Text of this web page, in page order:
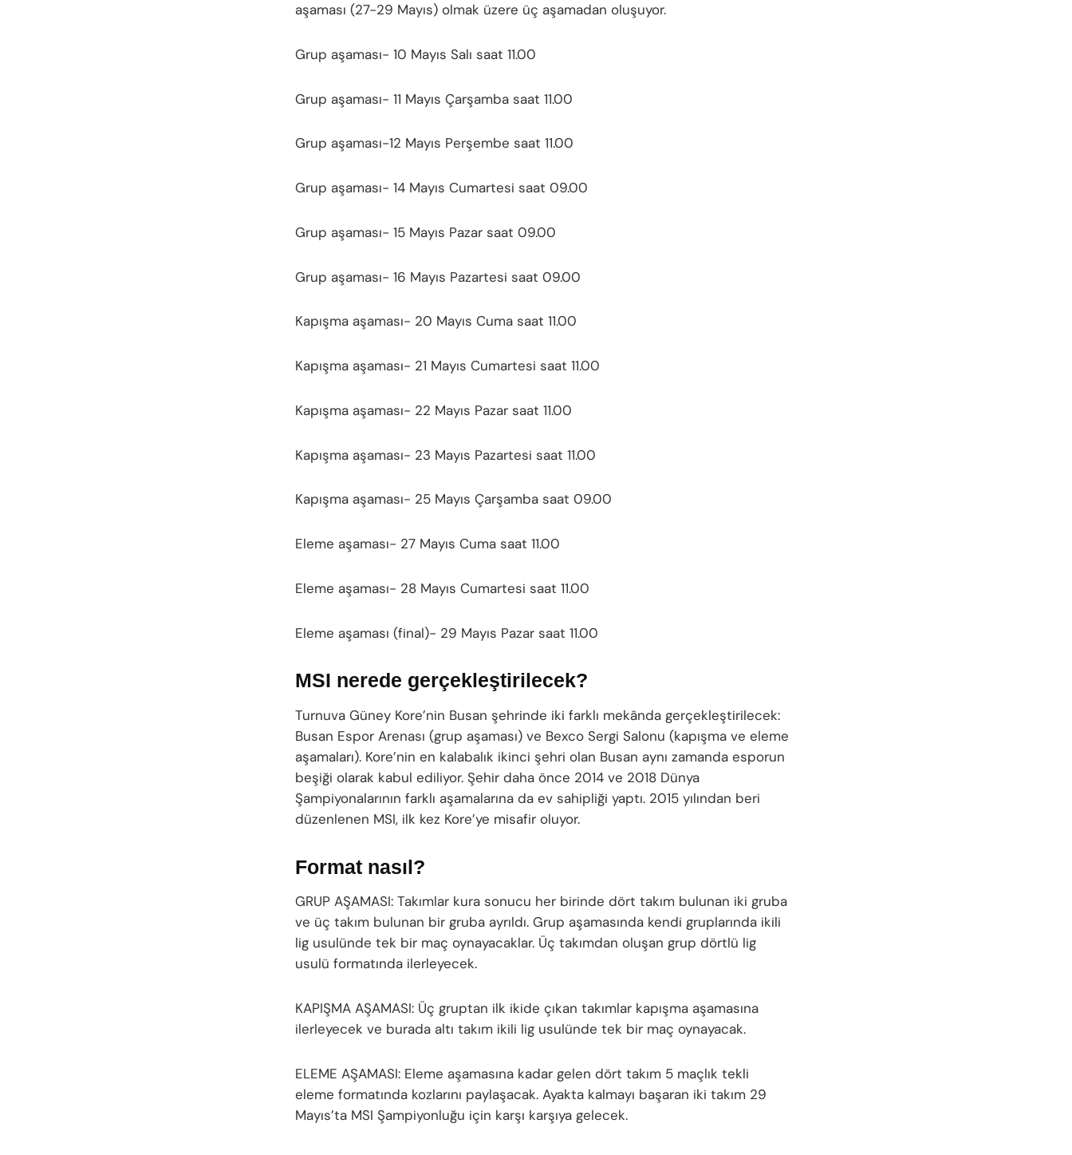
aşaması (27-29 Mayıs) olmak üzere üç aşamadan oluşuyor.
Grup aşaması- 10 Mayıs Salı saat 11.00
Grup aşaması- 11 Mayıs Çarşamba saat 11.00
Grup aşaması-12 Mayıs Perşembe saat 11.00
Grup aşaması- 14 Mayıs Cumartesi saat 09.00
Grup aşaması- 15 Mayıs Pazar saat 09.00
Grup aşaması- 16 Mayıs Pazartesi saat 09.00
Kapışma aşaması- 20 Mayıs Cuma saat 11.00
Kapışma aşaması- 21 Mayıs Cumartesi saat 11.00
Kapışma aşaması- 22 Mayıs Pazar saat 11.00
Kapışma aşaması- 23 Mayıs Pazartesi saat 11.00
Kapışma aşaması- 25 Mayıs Çarşamba saat 09.00
Eleme aşaması- 27 Mayıs Cuma saat 11.00
Eleme aşaması- 28 Mayıs Cumartesi saat 11.00
Eleme aşaması (final)- 29 Mayıs Pazar saat 11.00
MSI nerede gerçekleştirilecek?
Turnuva Güney Kore’nin Busan şehrinde iki farklı mekânda gerçekleştirilecek:
Busan Espor Arenası (grup aşaması) ve Bexco Sergi Salonu (kapışma ve eleme
aşamaları). Kore’nin en kalabalık ikinci şehri olan Busan aynı zamanda esporun
beşiği olarak kabul ediliyor. Şehir daha önce 2014 ve 2018 Dünya
Şampiyonalarının farklı aşamalarına da ev sahipliği yaptı. 2015 yılından beri
düzenlenen MSI, ilk kez Kore’ye misafir oluyor.
Format nasıl?
GRUP AŞAMASI: Takımlar kura sonucu her birinde dört takım bulunan iki gruba
ve üç takım bulunan bir gruba ayrıldı. Grup aşamasında kendi gruplarında ikili
lig usulünde tek bir maç oynayacaklar. Üç takımdan oluşan grup dörtlü lig
usulü formatında ilerleyecek.
KAPIŞMA AŞAMASI: Üç gruptan ilk ikide çıkan takımlar kapışma aşamasına
ilerleyecek ve burada altı takım ikili lig usulünde tek bir maç oynayacak.
ELEME AŞAMASI: Eleme aşamasına kadar gelen dört takım 5 maçlık tekli
eleme formatında kozlarını paylaşacak. Ayakta kalmayı başaran iki takım 29
Mayıs’ta MSI Şampiyonluğu için karşı karşıya gelecek.